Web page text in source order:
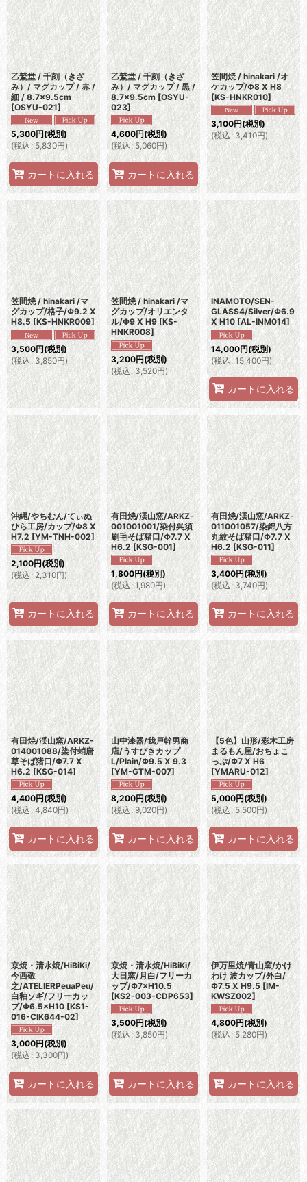
乙鷲堂 / 千刻（きざ
み）/ マグカップ / 赤 /
細 / 8.7×9.5cm
[OSYU-021]
5,300円(税別)
(税込: 5,830円)
カートに入れる
乙鷲堂 / 千刻（きざ
み）/ マグカップ / 黒 /
8.7×9.5cm [OSYU-
023]
4,600円(税別)
(税込: 5,060円)
カートに入れる
笠間焼 / hinakari /オ
ケカップ/Φ8 X H8
[KS-HNKR010]
3,100円(税別)
(税込 : 3,410円)
笠間焼 / hinakari /マ
グカップ/格子/Φ9.2 X
H8.5 [KS-HNKR009]
3,500円(税別)
(税込 : 3,850円)
笠間焼 / hinakari /マ
グカップ/オリエンタ
ル/Φ9 X H9 [KS-
HNKR008]
3,200円(税別)
(税込: 3,520円)
INAMOTO/SEN-
GLASS4/Silver/Φ6.9
X H10 [AL-INM014]
14,000円(税別)
(税込: 15,400円)
カートに入れる
沖縄/やちむん/てぃぬ
ひら工房/カップ/Φ8 X
H7.2 [YM-TNH-002]
2,100円(税別)
(税込 : 2,310円)
カートに入れる
有田焼/渓山窯/ARKZ-
001001001/染付呉須
刷毛そば猪口/Φ7.7 X
H6.2 [KSG-001]
1,800円(税別)
(税込: 1,980円)
カートに入れる
有田焼/渓山窯/ARKZ-
011001057/染錦八方
丸紋そば猪口/Φ7.7 X
H6.2 [KSG-011]
3,400円(税別)
(税込: 3,740円)
カートに入れる
有田焼/渓山窯/ARKZ-
014001088/染付蛸唐
草そば猪口/Φ7.7 X
H6.2 [KSG-014]
4,400円(税別)
(税込 : 4,840円)
カートに入れる
山中漆器/我戸幹男商
店/うすびきカップ
L/Plain/Φ9.5 X 9.3
[YM-GTM-007]
8,200円(税別)
(税込: 9,020円)
カートに入れる
【5色】山形/彩木工房
まるもん屋/おちょこ
っぷ/Φ7 X H6
[YMARU-012]
5,000円(税別)
(税込: 5,500円)
カートに入れる
京焼・清水焼/HiBiKi/
今西敬
之/ATELIERPeuaPeu/
白釉ソギ/フリーカッ
プ/Φ6.5×H10 [KS1-
016-CIK644-02]
3,000円(税別)
(税込 : 3,300円)
カートに入れる
京焼・清水焼/HiBiKi/
大日窯/月白/フリーカ
ップ/Φ7×H10.5
[KS2-003-CDP653]
3,500円(税別)
(税込: 3,850円)
カートに入れる
伊万里焼/青山窯/かけ
わけ 波カップ/外白/
Φ7.5 X H9.5 [IM-
KWSZ002]
4,800円(税別)
(税込: 5,280円)
カートに入れる